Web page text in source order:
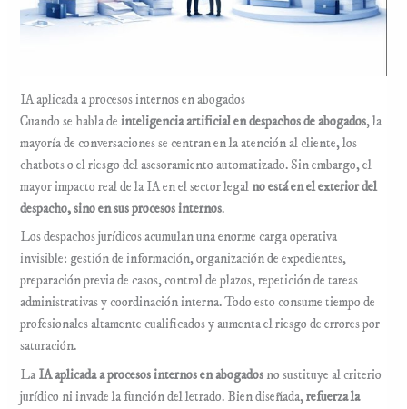
IA aplicada a procesos internos en abogados
Cuando se habla deinteligencia artificial en despachos de abogados, la
mayoría de conversaciones se centran en la atención al cliente, los
chatbots o el riesgo del asesoramiento automatizado. Sin embargo, el
mayor impacto real de la IA en el sector legal no está en el exterior del
despacho, sino en sus procesos internos.
Los despachos jurídicos acumulan una enorme carga operativa
invisible: gestión de información, organización de expedientes,
preparación previa de casos, control de plazos, repetición de tareas
administrativas y coordinación interna. Todo esto consume tiempo de
profesionales altamente cualificados y aumenta el riesgo de errores por
saturación.
La IA aplicada a procesos internos en abogados no sustituye al criterio
jurídico ni invade la función del letrado. Bien diseñada,refuerza la